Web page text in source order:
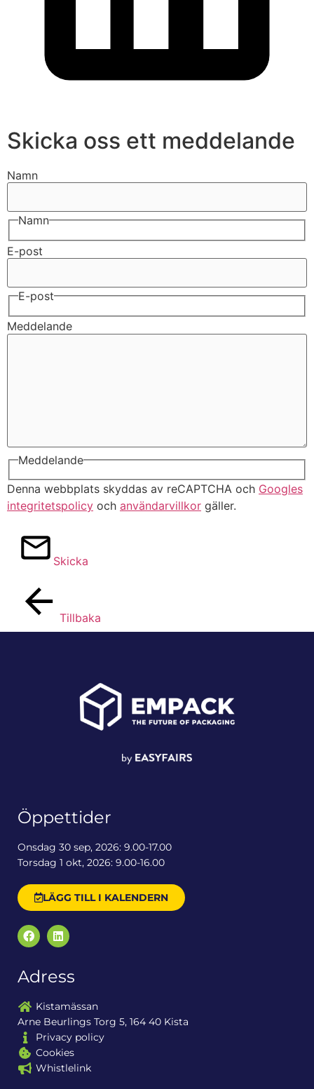
Skicka oss ett meddelande
Namn
Namn
E-post
E-post
Meddelande
Meddelande
Denna webbplats skyddas av reCAPTCHA och Googles
integritetspolicy och användarvillkor gäller.
Skicka
Tillbaka
Öppettider
Onsdag 30 sep, 2026: 9.00-17.00
Torsdag 1 okt, 2026: 9.00-16.00
LÄGG TILL I KALENDERN
Adress
Kistamässan
Arne Beurlings Torg 5, 164 40 Kista
Privacy policy
Cookies
Whistlelink